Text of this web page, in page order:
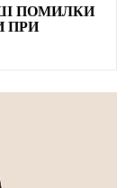
ПОМИЛКИ
ПРИ